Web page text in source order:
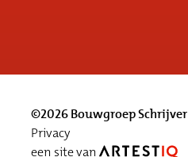
©2026 Bouwgroep Schrijver
Privacy
een site van